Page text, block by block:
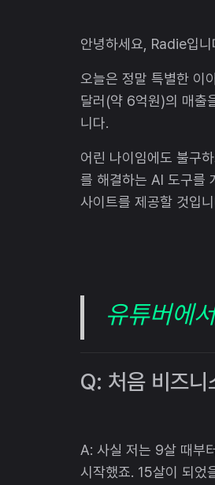
안녕하세요, Radie입니
오늘은 정말 특별한 이
달러(약 6억원)의 매출
니다.
어린 나이임에도 불구
를 해결하는 AI 도구를
사이트를 제공할 것입
유튜버에
Q: 처음 비즈니
A: 사실 저는 9살 때부
시작했죠. 15살이 되었